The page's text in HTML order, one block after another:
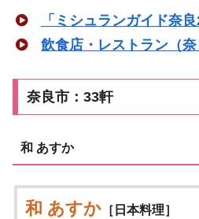
「ミシュランガイド奈
飲食店・レストラン（
奈良市：33軒
和 あすか
和 あすか ［日本料理］